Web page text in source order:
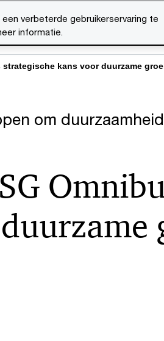
strategische kans voor duurzame
om
verbeterde gebruikerservaring te
informatie.